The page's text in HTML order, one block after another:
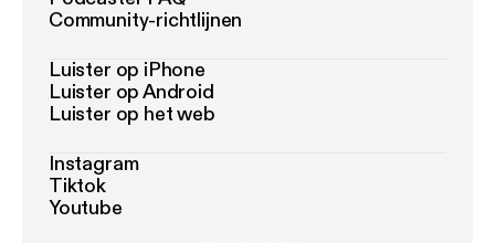
Community-richtlijnen
Luister op iPhone
Luister op Android
Luister op het web
Instagram
Tiktok
Youtube